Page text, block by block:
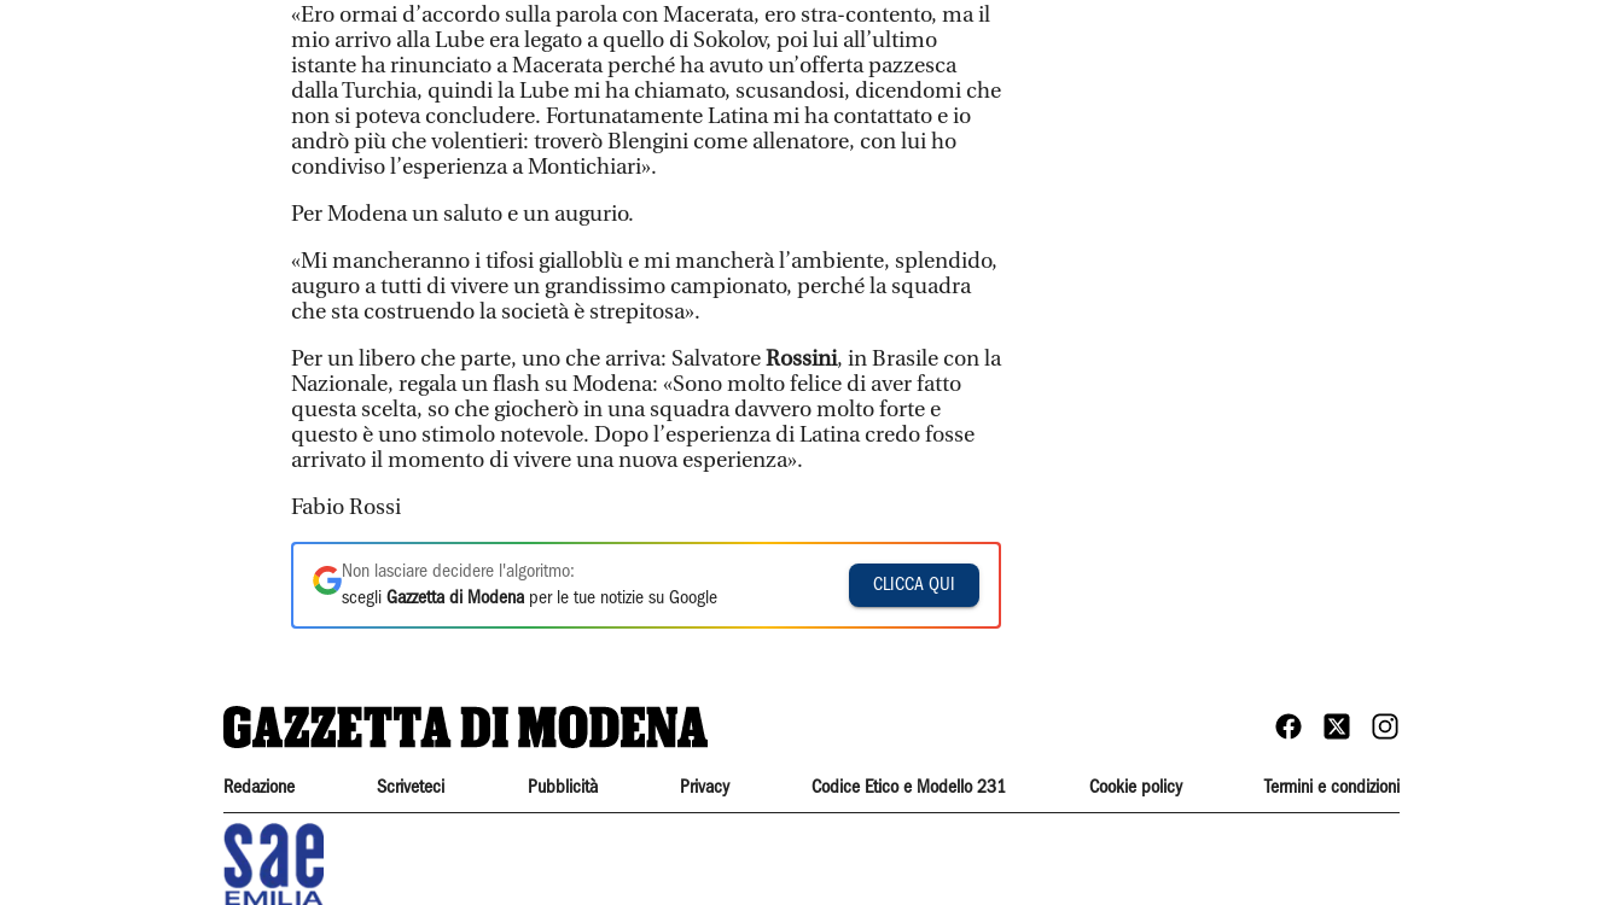
«Ero ormai d’accordo sulla parola con Macerata, ero stra-contento, ma il
mio arrivo alla Lube era legato a quello di Sokolov, poi lui all’ultimo
istante ha rinunciato a Macerata perché ha avuto un’offerta pazzesca
dalla Turchia, quindi la Lube mi ha chiamato, scusandosi, dicendomi che
non si poteva concludere. Fortunatamente Latina mi ha contattato e io
andrò più che volentieri: troverò Blengini come allenatore, con lui ho
condiviso l’esperienza a Montichiari».
Per Modena un saluto e un augurio.
«Mi mancheranno i tifosi gialloblù e mi mancherà l’ambiente, splendido,
auguro a tutti di vivere un grandissimo campionato, perché la squadra
che sta costruendo la società è strepitosa».
Per un libero che parte, uno che arriva: SalvatoreRossini, in Brasile con la
Nazionale, regala un flash su Modena: «Sono molto felice di aver fatto
questa scelta, so che giocherò in una squadra davvero molto forte e
questo è uno stimolo notevole. Dopo l’esperienza di Latina credo fosse
arrivato il momento di vivere una nuova esperienza».
Fabio Rossi
Non lasciare decidere l'algoritmo:
scegli Gazzetta di Modena per le tue notizie su Google
CLICCA QUI
Redazione Scriveteci Pubblicità Privacy Codice Etico e Modello 231 Cookie policy Termini e condizioni